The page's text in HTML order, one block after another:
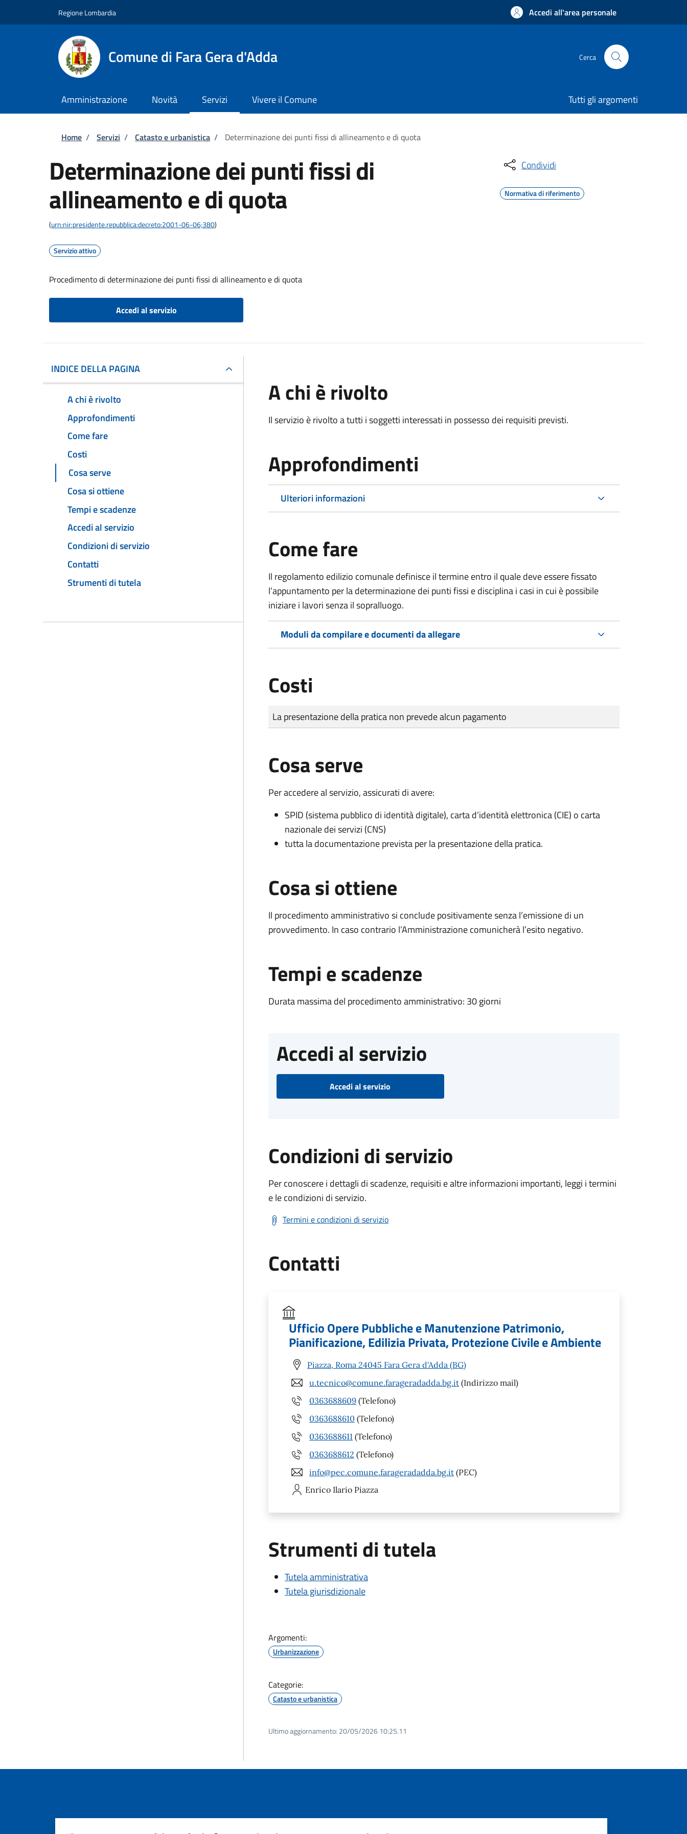
Regione Lombardia Accedi all'area personale
Comune di Fara Gera d'Adda Cerca
Amministrazione Novità Servizi Vivere il Comune Tutti gli argomenti
Briciole di pane
Home / Servizi / Catasto e urbanistica / Determinazione dei punti fissi di allineamento e di quota
Determinazione dei punti fissi di
allineamento e di quota
(urn:nir:presidente.repubblica:decreto:2001-06-06;380)
Servizio attivo
Procedimento di determinazione dei punti fissi di allineamento e di quota
Accedi al servizio
Condividi
Normativa di riferimento
INDICE DELLA PAGINA
A chi è rivolto
Approfondimenti
Come fare
Costi
Cosa serve
Cosa si ottiene
Tempi e scadenze
Accedi al servizio
Condizioni di servizio
Contatti
Strumenti di tutela
A chi è rivolto
Il servizio è rivolto a tutti i soggetti interessati in possesso dei requisiti previsti.
Approfondimenti
Ulteriori informazioni
Come fare
Il regolamento edilizio comunale definisce il termine entro il quale deve essere fissato
l’appuntamento per la determinazione dei punti fissi e disciplina i casi in cui è possibile
iniziare i lavori senza il sopralluogo.
Moduli da compilare e documenti da allegare
Costi
Tipo di pagamento
Importo
La presentazione della pratica non prevede alcun pagamento
Cosa serve
Per accedere al servizio, assicurati di avere:
SPID (sistema pubblico di identità digitale), carta d’identità elettronica (CIE) o carta
nazionale dei servizi (CNS)
tutta la documentazione prevista per la presentazione della pratica.
Cosa si ottiene
Il procedimento amministrativo si conclude positivamente senza l’emissione di un
provvedimento. In caso contrario l’Amministrazione comunicherà l’esito negativo.
Tempi e scadenze
Durata massima del procedimento amministrativo: 30 giorni
Accedi al servizio
Accedi al servizio
Condizioni di servizio
Per conoscere i dettagli di scadenze, requisiti e altre informazioni importanti, leggi i termini
e le condizioni di servizio.
Termini e condizioni di servizio
Contatti
Ufficio Opere Pubbliche e Manutenzione Patrimonio,
Pianificazione, Edilizia Privata, Protezione Civile e Ambiente
Piazza, Roma 24045 Fara Gera d'Adda (BG)
u.tecnico@comune.farageradadda.bg.it (Indirizzo mail)
0363688609 (Telefono)
0363688610 (Telefono)
0363688611 (Telefono)
0363688612 (Telefono)
info@pec.comune.farageradadda.bg.it (PEC)
Enrico Ilario Piazza
Strumenti di tutela
Tutela amministrativa
Tutela giurisdizionale
Argomenti:
Urbanizzazione
Categorie:
Catasto e urbanistica
Ultimo aggiornamento: 20/05/2026 10:25.11